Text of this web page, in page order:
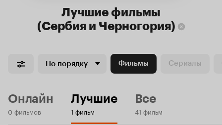
Лучшиефильмы
(Сербия и Черногория)
По порядку Фильмы Сериалы
Онлайн
0 фильмов
Лучшие
1 фильм
Все
41 фильм